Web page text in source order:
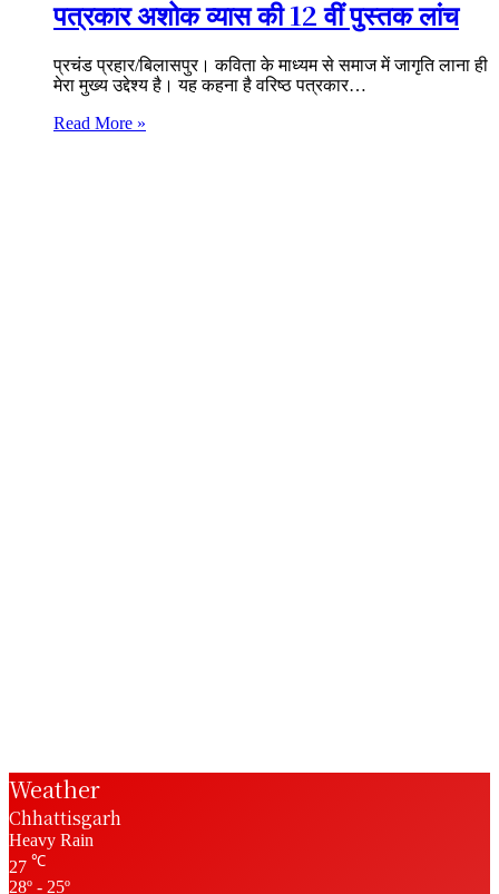
पत्रकार अशोक व्यास की 12 वीं पुस्तक लांच
प्रचंड प्रहार/बिलासपुर। कविता के माध्यम से समाज में जागृति लाना ही
मेरा मुख्य उद्देश्य है। यह कहना है वरिष्ठ पत्रकार…
Read More »
Weather
Chhattisgarh
Heavy Rain
27 ℃
28º - 25º